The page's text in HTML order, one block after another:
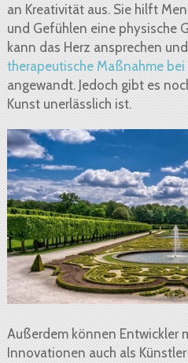
an Kreativität aus. Sie hilft
und Gefühlen eine physische
kann das Herz ansprechen
therapeutische Maßnahme
angewandt. Jedoch gibt es
Kunst unerlässlich ist.
Außerdem können Entwickler
Innovationen auch als